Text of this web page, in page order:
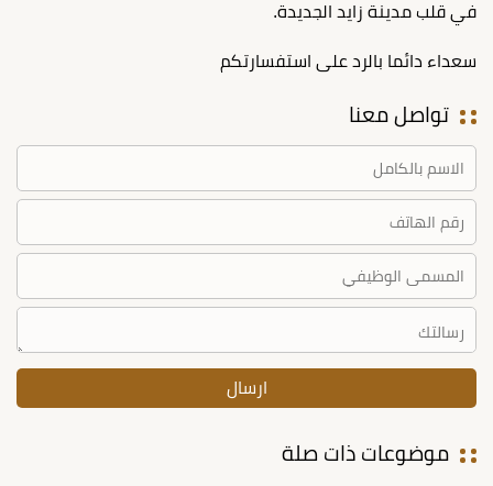
في قلب مدينة زايد الجديدة.
سعداء دائما بالرد على استفسارتكم
تواصل معنا
موضوعات ذات صلة